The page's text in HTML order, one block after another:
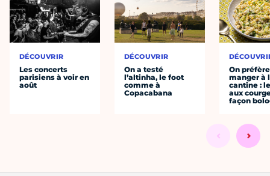
DÉCOUVRIR
Les concerts
parisiens à voir en
août
DÉCOUVRIR
On a testé
l’altinha, le foot
comme à
Copacabana
On préfère
manger à
cantine :
aux
façon